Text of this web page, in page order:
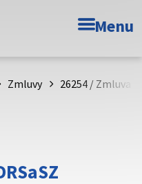
zdieľate informácie iba
Zabezpečená stránka
webového sídla.
Menu
Zmluvy 26254 / Zmluva